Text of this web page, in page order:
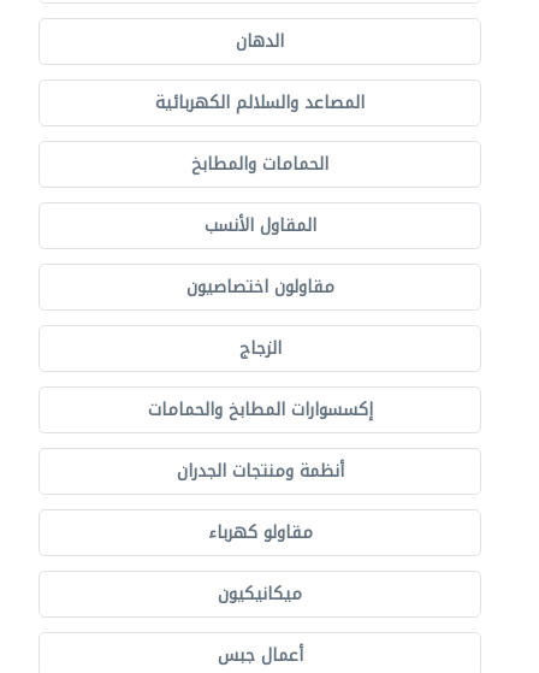
الدهان
المصاعد والسلالم الكهربائية
الحمامات والمطابخ
المقاول الأنسب
مقاولون اختصاصيون
الزجاج
إكسسوارات المطابخ والحمامات
أنظمة ومنتجات الجدران
مقاولو كهرباء
ميكانيكيون
أعمال جبس